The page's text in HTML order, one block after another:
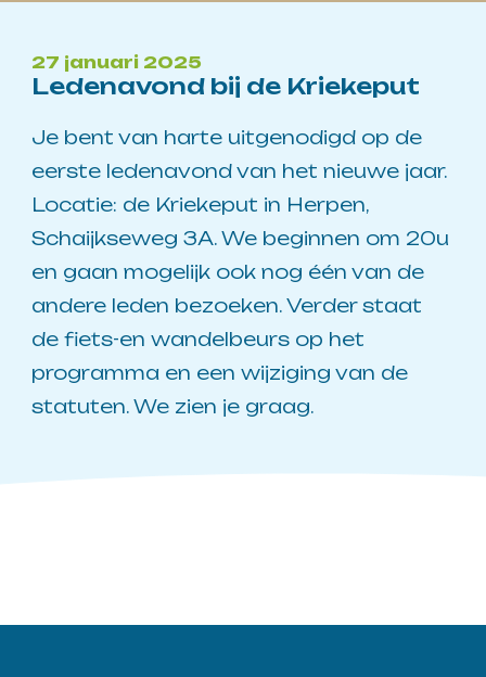
27 januari 2025
Ledenavond bij de Kriekeput
Je bent van harte uitgenodigd op de
eerste ledenavond van het nieuwe jaar.
Locatie: de Kriekeput in Herpen,
Schaijkseweg 3A. We beginnen om 20u
en gaan mogelijk ook nog één van de
andere leden bezoeken. Verder staat
de fiets-en wandelbeurs op het
programma en een wijziging van de
statuten. We zien je graag.